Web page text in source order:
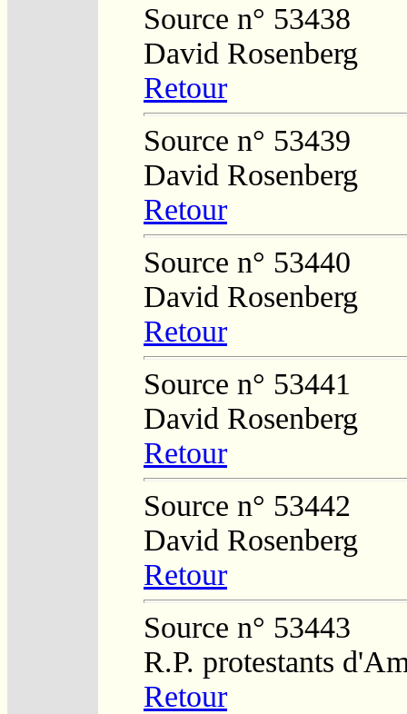
Source n° 53438
David Rosenberg
Retour
Source n° 53439
David Rosenberg
Retour
Source n° 53440
David Rosenberg
Retour
Source n° 53441
David Rosenberg
Retour
Source n° 53442
David Rosenberg
Retour
Source n° 53443
R.P. protestants
Retour